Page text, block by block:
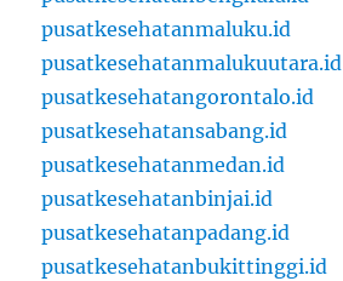
pusatkesehatanmaluku.id
pusatkesehatanmalukuutara.id
pusatkesehatangorontalo.id
pusatkesehatansabang.id
pusatkesehatanmedan.id
pusatkesehatanbinjai.id
pusatkesehatanpadang.id
pusatkesehatanbukittinggi.id